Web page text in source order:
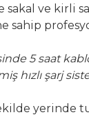
ve kirli
sahip
5 saat
hızlı şarj
yerinde